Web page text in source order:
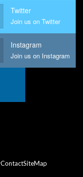
Twitter
Join us on Twitter
Instagram
Join us on Instagram
ContactSiteMap